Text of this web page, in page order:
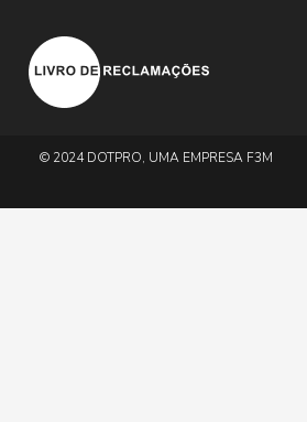
© 2024 DOTPRO, UMA EMPRESA F3M